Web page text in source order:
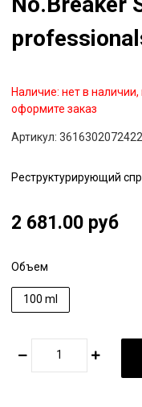
Наличие:нет в
оформите заказ
Артикул:3616302072422
Реструктурирующий
2 681.00 руб
Объем
100 ml